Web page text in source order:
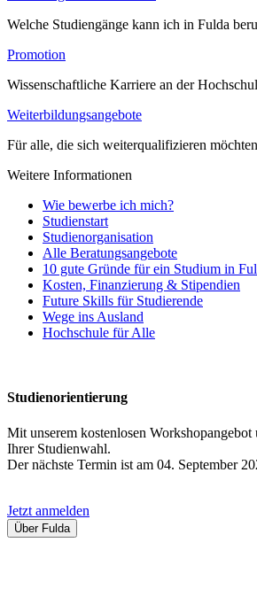
Welche Studiengänge kann ich in Fulda
Promotion
Wissenschaftliche Karriere an der
Weiterbildungsangebote
Für alle, die sich weiterqualifizieren
Weitere Informationen
Wie bewerbe ich mich?
Studienstart
Studienorganisation
Alle Beratungsangebote
10 gute Gründe für ein Studium in
Kosten, Finanzierung & Stipendien
Future Skills für Studierende
Wege ins Ausland
Hochschule für Alle
Studienorientierung
Mit unserem kostenlosen
Ihrer Studienwahl.
Der nächste Termin ist am 04. September
Jetzt anmelden
Über Fulda